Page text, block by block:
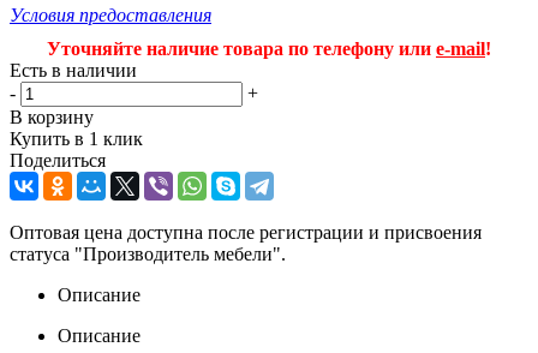
Условия предоставления
Уточняйте наличие товара по телефону или e-mail!
Есть в наличии
-
+
В корзину
Купить в 1 клик
Поделиться
Оптовая цена доступна после регистрации и присвоения
статуса "Производитель мебели".
Описание
Описание